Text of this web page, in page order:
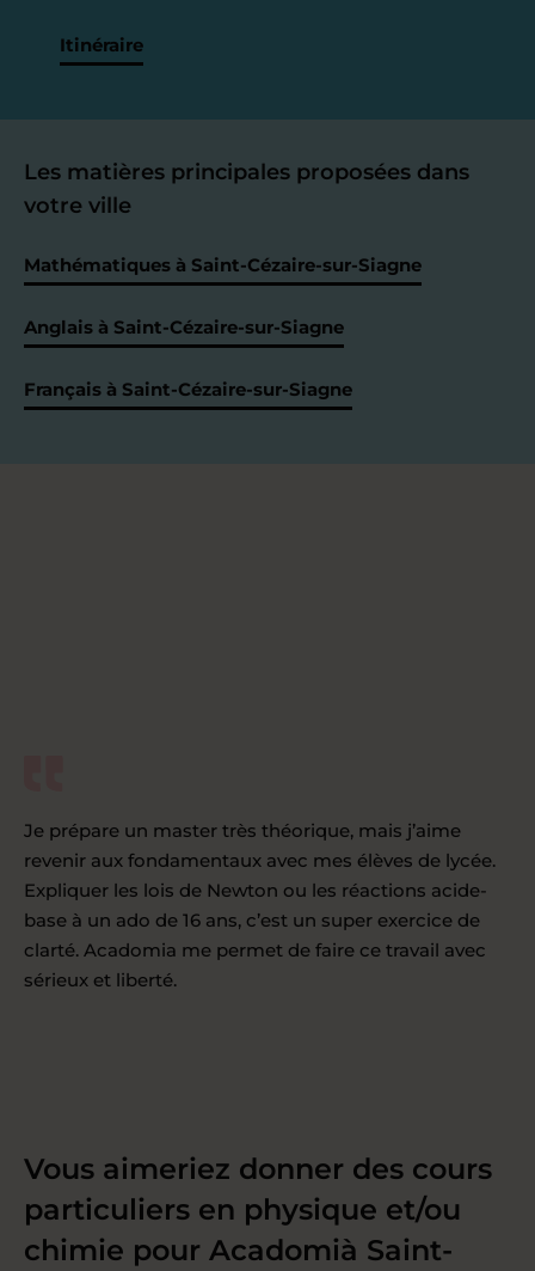
Itinéraire
Les matières principales proposées dans
votre ville
Mathématiques à Saint-Cézaire-sur-Siagne
Anglais à Saint-Cézaire-sur-Siagne
Français à Saint-Cézaire-sur-Siagne
Je prépare un master très théorique, mais j’aime
revenir aux fondamentaux avec mes élèves de lycée.
Expliquer les lois de Newton ou les réactions acide-
base à un ado de 16 ans, c’est un super exercice de
clarté. Acadomia me permet de faire ce travail avec
sérieux et liberté.
Vous aimeriez donner des cours
particuliers en physique et/ou
chimie pour Acadomià Saint-